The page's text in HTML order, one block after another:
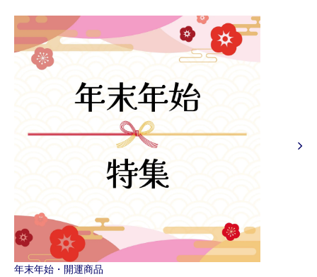
年末年始・開運商品